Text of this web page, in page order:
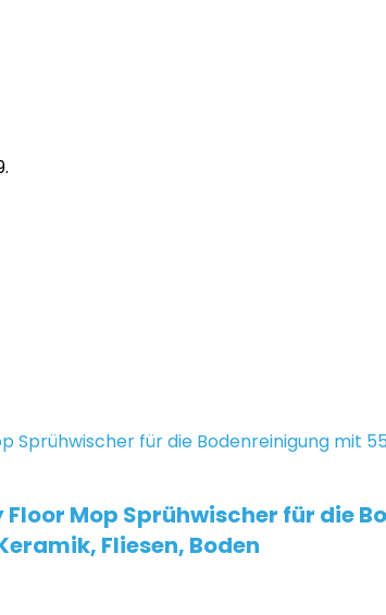
Floor Mop Sprühwischer für die
Fliesen, Boden